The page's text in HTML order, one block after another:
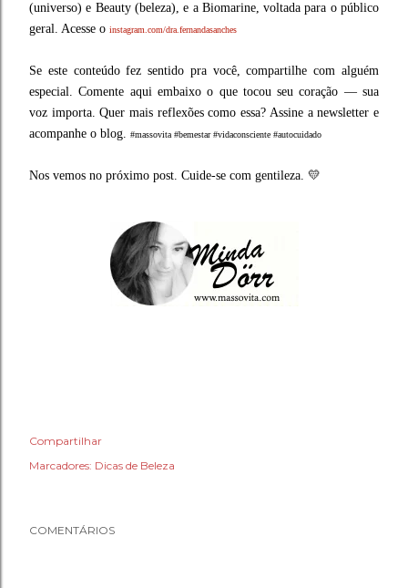
(universo) e Beauty (beleza), e a Biomarine, voltada para o público
geral. Acesse o instagram.com/dra.fernandasanches
Se este conteúdo fez sentido pra você, compartilhe com alguém
especial. Comente aqui embaixo o que tocou seu coração — sua
voz importa. Quer mais reflexões como essa? Assine a newsletter e
acompanhe o blog. #massovita #bemestar #vidaconsciente #autocuidado
Nos vemos no próximo post. Cuide-se com gentileza. 💛
Compartilhar
Marcadores: Dicas de Beleza
COMENTÁRIOS